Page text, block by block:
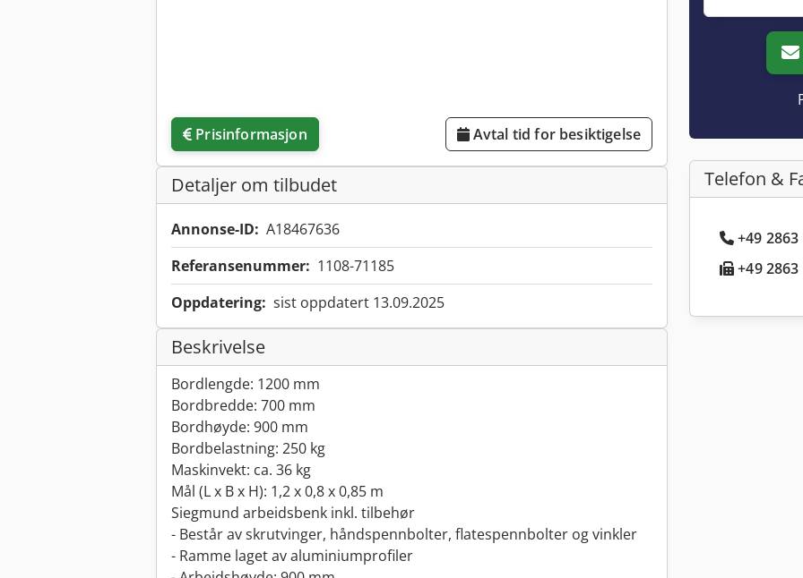
Prisinformasjon Avtal tid for besiktigelse
Detaljer om tilbudet
Annonse-ID: A18467636
Referansenummer: 1108-71185
Oppdatering: sist oppdatert 13.09.2025
Beskrivelse
Bordlengde: 1200 mm
Bordbredde: 700 mm
Bordhøyde: 900 mm
Bordbelastning: 250 kg
Maskinvekt: ca. 36 kg
Mål (L x B x H): 1,2 x 0,8 x 0,85 m
Siegmund arbeidsbenk inkl. tilbehør
- Består av skrutvinger, håndspennbolter, flatespennbolter og vinkler
- Ramme laget av aluminiumprofiler
Telefon &
+49
+49